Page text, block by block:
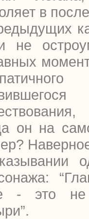
в
не
он на
- это не